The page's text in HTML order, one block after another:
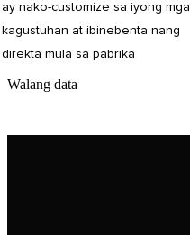
ay nako-customize sa iyong mga
kagustuhan at ibinebenta nang
direkta mula sa pabrika
Walang data